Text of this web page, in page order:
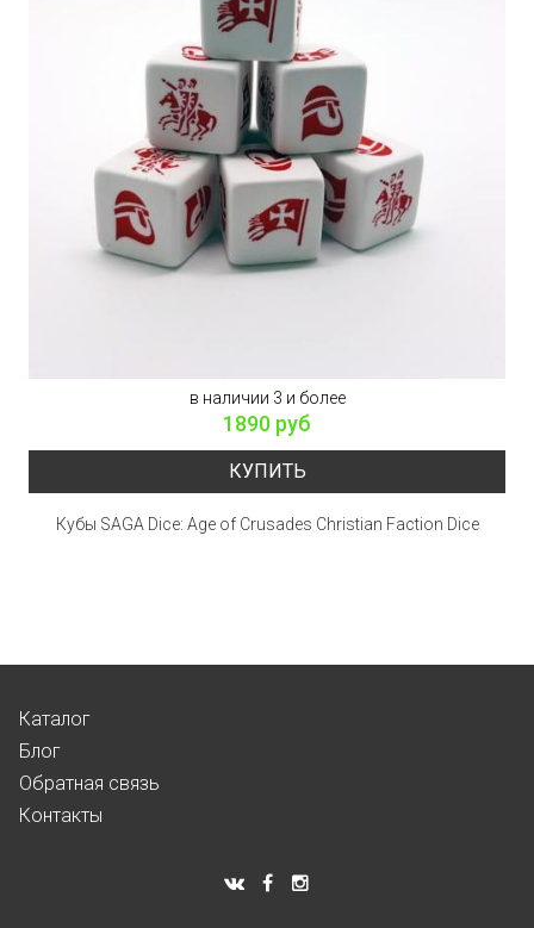
в наличии 3 и более
1890 руб
КУПИТЬ
Кубы SAGA Dice: Age of Crusades Christian Faction Dice
Каталог
Блог
Обратная связь
Контакты